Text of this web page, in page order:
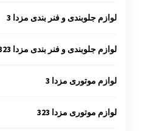
لوازم جلوبندی و فنر بندی مزدا 3
لوازم جلوبندی و فنر بندی مزدا 323
لوازم موتوری مزدا 3
لوازم موتوری مزدا 323